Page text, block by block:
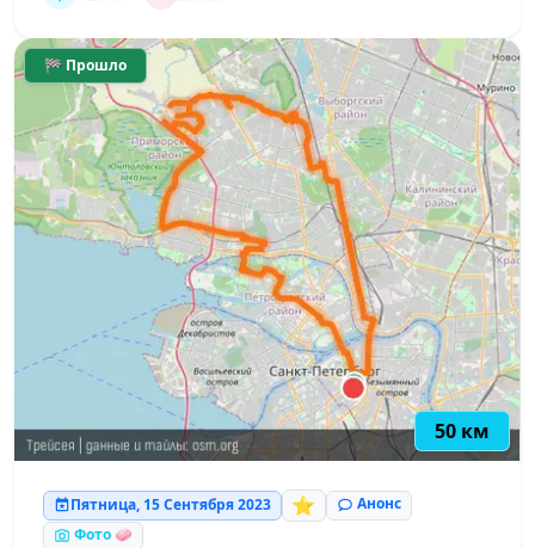
🏁 Прошло
50 км
Пятница, 15 Сентября 2023 ⭐
Анонс
Фото 🧼